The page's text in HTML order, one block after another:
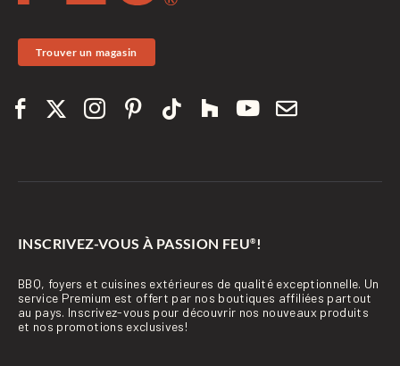
Trouver un magasin
INSCRIVEZ-VOUS À PASSION FEU® !
BBQ, foyers et cuisines extérieures de qualité exceptionnelle. Un
service Premium est offert par nos boutiques affiliées partout
au pays. Inscrivez-vous pour découvrir nos nouveaux produits
et nos promotions exclusives!